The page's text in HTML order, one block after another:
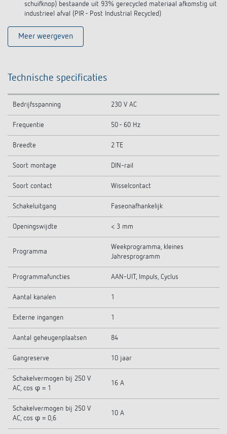
schuifknop) bestaande uit 93% gerecycled materiaal afkomstig uit
industrieel afval (PIR - Post Industrial Recycled)
Meer weergeven
Technische specificaties
Bedrijfsspanning 230 V AC
Frequentie 50 - 60 Hz
Breedte 2 TE
Soort montage DIN-rail
Soort contact Wisselcontact
Schakeluitgang Faseonafhankelijk
Openingswijdte < 3 mm
Programma
Weekprogramma, kleines
Jahresprogramm
Programmafuncties AAN-UIT, Impuls, Cyclus
Aantal kanalen 1
Externe ingangen 1
Aantal geheugenplaatsen 84
Gangreserve 10 jaar
Schakelvermogen bij 250 V
AC, cos φ = 1
16 A
Schakelvermogen bij 250 V
AC, cos φ = 0,6
10 A